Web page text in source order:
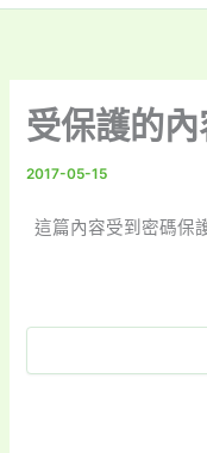
受保護的
2017-05-15
這篇內容受到密碼保